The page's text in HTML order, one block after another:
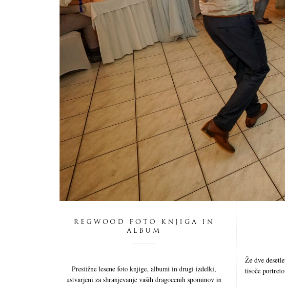
REGWOOD FOTO KNJIGA IN
ALBUM
Prestižne lesene foto knjige, albumi in drugi izdelki,
ustvarjeni za shranjevanje vaših dragocenih spominov in
Že dve
tisoče